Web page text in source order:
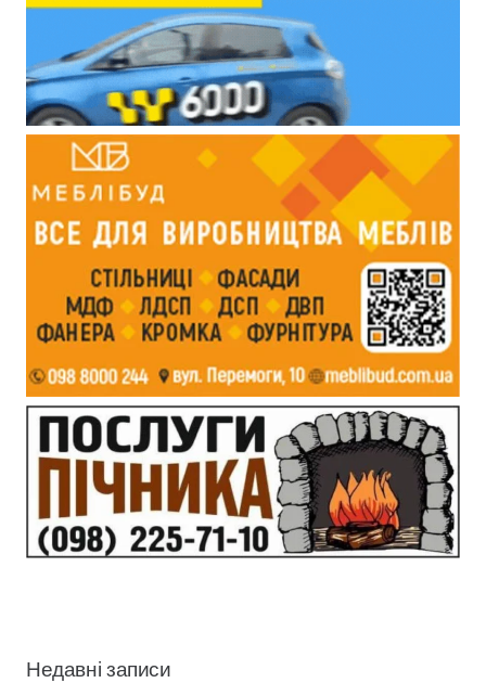
Недавні записи